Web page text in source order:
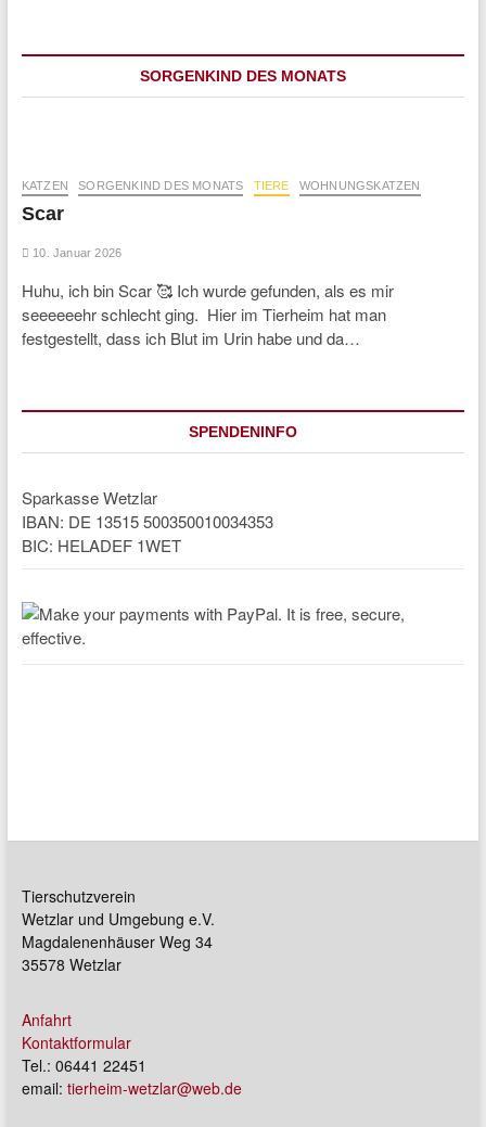
SORGENKIND DES MONATS
KATZEN SORGENKIND DES MONATS TIERE WOHNUNGSKATZEN
Scar
10. Januar 2026
Huhu, ich bin Scar 🥰 Ich wurde gefunden, als es mir
seeeeeehr schlecht ging. Hier im Tierheim hat man
festgestellt, dass ich Blut im Urin habe und da…
SPENDENINFO
Sparkasse Wetzlar
IBAN: DE 13515 500350010034353
BIC: HELADEF 1WET
Tierschutzverein
Wetzlar und Umgebung e.V.
Magdalenenhäuser Weg 34
35578 Wetzlar
Anfahrt
Kontaktformular
Tel.: 06441 22451
email: tierheim-wetzlar@web.de